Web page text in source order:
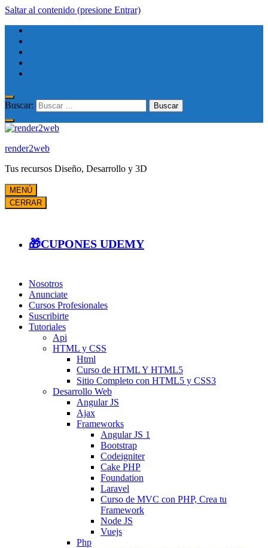
Saltar al contenido (presione Entrar)
Buscar:
render2web
Tus recursos Diseño, Desarrollo y 3D
MENÚ
CERRAR
🎁CUPONES UDEMY
Nosotros
Anunciate
Cursos Profesionales
Suscribirte
Tutoriales
Api
HTML y CSS
Html
Curso de HTML Y HTML5
Sitio Completo con HTML5 y CSS3
Desarrollo Web
Angular JS
Ajax
Frameworks
Angular JS 1
Bootstrap
Codeigniter
Cake PHP
Foundation
Laravel
Curso de MVC con PHP, Crea tu
Framework
Node JS
Vuejs
Php